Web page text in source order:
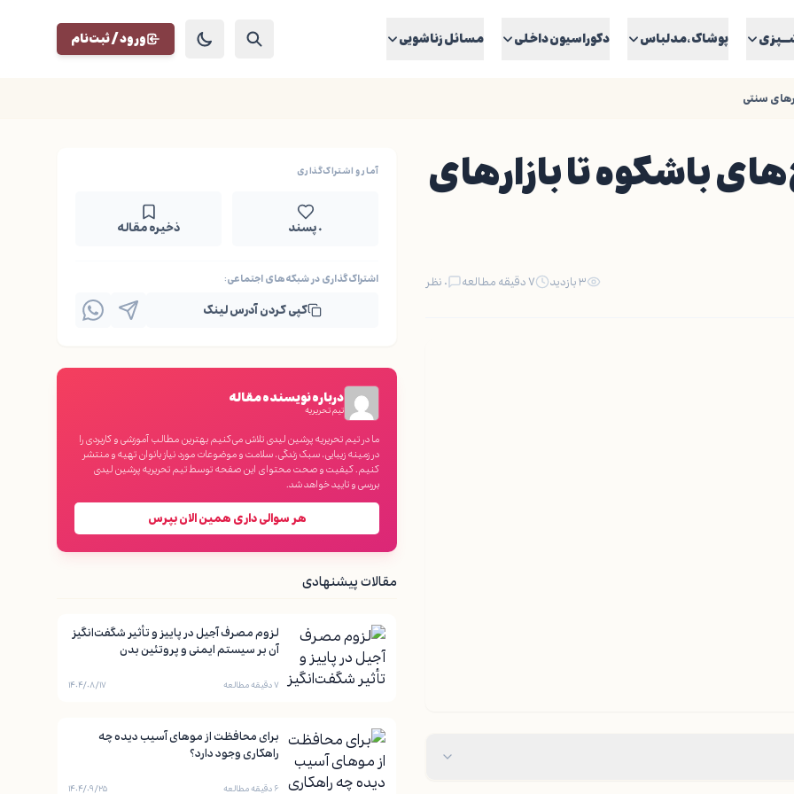
پوشاک ،مدلباس دکوراسیون داخلی مسائل زناشویی ورود / ثبت‌نام
سنتی
باشکوه تا بازارهای
۳ بازدید ۷ دقیقه مطالعه ۰ نظر
آمار و اشتراک‌گذاری
۰ پسند ذخیره مقاله
اشتراک‌گذاری در شبکه‌های اجتماعی:
کپی کردن آدرس لینک
درباره نویسنده مقاله
تیم تحریریه
ما در تیم تحریریه پرشین لیدی تلاش می‌کنیم بهترین مطالب آموزشی و کاربردی را
در زمینه زیبایی، سبک زندگی، سلامت و موضوعات مورد نیاز بانوان تهیه و منتشر
کنیم. کیفیت و صحت محتوای این صفحه توسط تیم تحریریه پرشین لیدی
بررسی و تایید خواهد شد.
هر سوالی داری همین الان بپرس
مقالات پیشنهادی
لزوم مصرف آجیل در پاییز و تأثیر شگفت‌انگیز
آن بر سیستم ایمنی و پروتئین بدن
۷ دقیقه مطالعه ۱۴۰۴/۰۸/۱۷
برای محافظت از موهای آسیب دیده چه
راهکاری وجود دارد؟
۶ دقیقه مطالعه ۱۴۰۴/۰۹/۲۵